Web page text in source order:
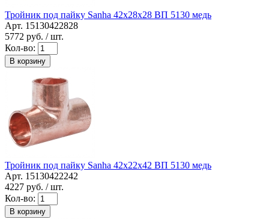
Тройник под пайку Sanha 42x28x28 ВП 5130 медь
Арт. 15130422828
5772 руб. / шт.
Кол-во:
В корзину
Тройник под пайку Sanha 42x22x42 ВП 5130 медь
Арт. 15130422242
4227 руб. / шт.
Кол-во:
В корзину